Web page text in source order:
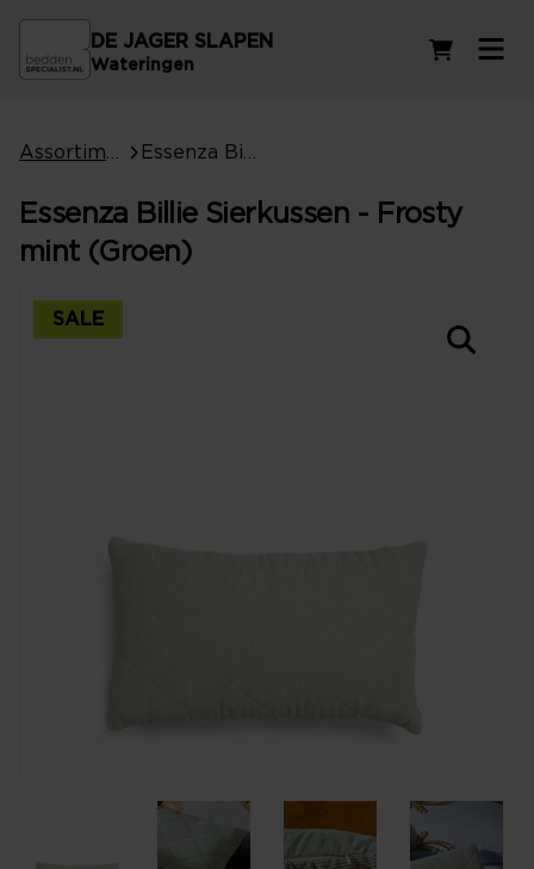
DE JAGER SLAPEN
Wateringen
Essenza Billie Sierkussen - Frosty
mint (Groen)
SALE